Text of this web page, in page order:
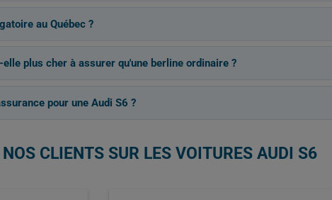
au Québec ?
plus cher à assurer qu'une berline ordinaire ?
pour une Audi S6 ?
CLIENTS SUR LES VOITURES AUDI S6